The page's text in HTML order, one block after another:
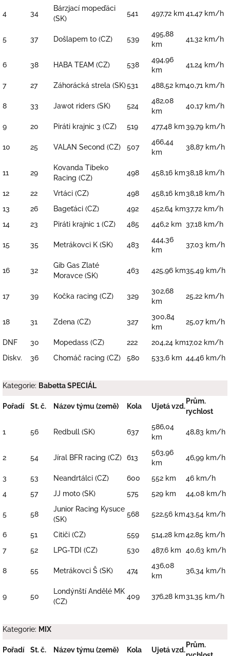
4 34
Bárzjací mopeďáci
(SK)
541 497,72 km 41,47 km/h
5 37 Došlapem to (CZ) 539
495,88
km
41,32 km/h
6 38 HABA TEAM (CZ) 538
494,96
km
41,24 km/h
7 27 Záhorácká strela (SK)531 488,52 km40,71 km/h
8 33 Jawot riders (SK) 524
482,08
km
40,17 km/h
9 20 Piráti krajnic 3 (CZ) 519 477,48 km39,79 km/h
10 25 VALAN Second (CZ) 507
466,44
km
38,87 km/h
11 29
Kovanda Tibeko
Racing (CZ)
498 458,16 km38,18 km/h
12 22 Vrtáci (CZ) 498 458,16 km38,18 km/h
13
26 Bageťáci (CZ) 492 452,64 km37,72 km/h
14
23 Piráti krajnic 1 (CZ) 485 446,2 km 37,18 km/h
15 35 Metrákovci K (SK) 483
444,36
km
37,03 km/h
16 32
Gib Gas Zlaté
Moravce (SK)
463 425,96 km35,49 km/h
17 39 Kočka racing (CZ) 329
302,68
km
25,22 km/h
18 31 Zdena (CZ) 327
300,84
km
25,07 km/h
DNF 30 Mopedass (CZ) 222 204,24 km17,02 km/h
Diskv.
36 Chomáč racing (CZ) 580 533,6 km 44,46 km/h
Kategorie: Babetta SPECIÁL
Pořadí St. č. Název týmu (země) Kola Ujetá vzd.
Prům.
rychlost
1 56 Redbull (SK) 637
586,04
km
48,83 km/h
2 54 Jíral BFR racing (CZ) 613
563,96
km
46,99 km/h
3 53 Neandrtálci (CZ) 600 552 km
46 km/h
4
57 JJ moto (SK) 575 529 km 44,08 km/h
5 58
Junior Racing Kysuce
(SK)
568 522,56 km43,54 km/h
6 51 Citiči (CZ) 559 514,28 km42,85 km/h
7
52 LPG-TDI (CZ) 530 487,6 km 40,63 km/h
8 55 Metrákovci Š (SK) 474
436,08
km
36,34 km/h
9 50
Londýnští Andělé MK
(CZ)
409 376,28 km31,35 km/h
Kategorie: MIX
Pořadí St. č. Název týmu (země) Kola Ujetá vzd.
Prům.